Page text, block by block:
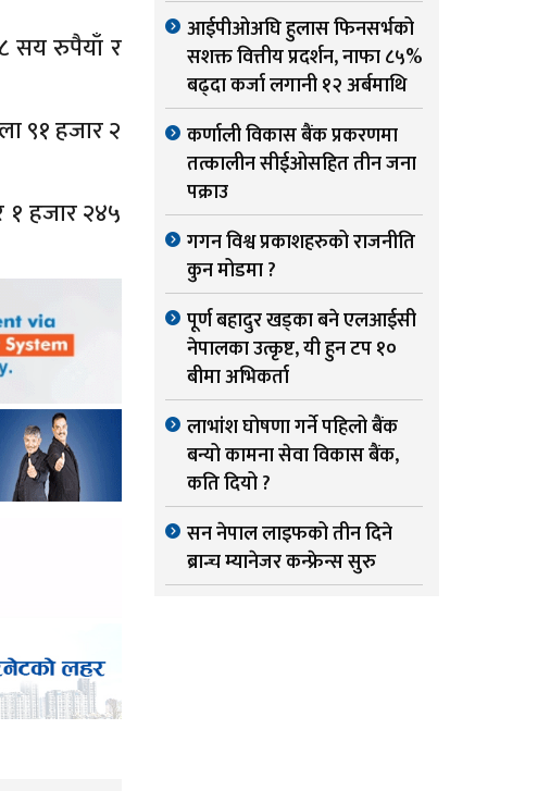
सय रुपैयाँ र
९१ हजार २
१ हजार २४५
आईपीओअघि हुलास फिनसर्भको
सशक्त वित्तीय प्रदर्शन, नाफा ८५%
बढ्दा कर्जा लगानी १२ अर्बमाथि
कर्णाली विकास बैंक प्रकरणमा
तत्कालीन सीईओसहित तीन जना
पक्राउ
गगन विश्व प्रकाशहरुको राजनीति
कुन मोडमा ?
पूर्ण बहादुर खड्का बने एलआईसी
नेपालका उत्कृष्ट, यी हुन टप १०
बीमा अभिकर्ता
लाभांश घोषणा गर्ने पहिलो बैंक
बन्यो कामना सेवा विकास बैंक,
कति दियो ?
सन नेपाल लाइफको तीन दिने
ब्रान्च म्यानेजर कन्फ्रेन्स सुरु